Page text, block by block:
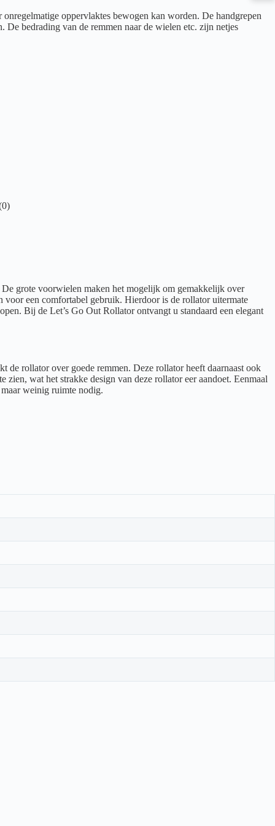
oppervlaktes bewogen kan worden. De handgrepen
De bedrading van de remmen naar de wielen etc. zijn netjes
grote voorwielen maken het mogelijk om gemakkelijk over
voor een comfortabel gebruik. Hierdoor is de rollator uitermate
Bij de Let’s Go Out Rollator ontvangt u standaard een elegant
rollator over goede remmen. Deze rollator heeft daarnaast ook
wat het strakke design van deze rollator eer aandoet. Eenmaal
weinig ruimte nodig.